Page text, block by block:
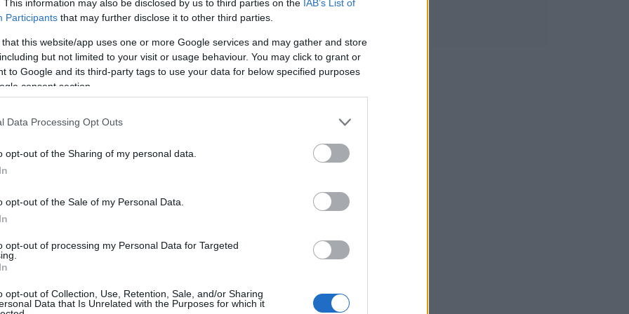
This information may also be disclosed by us to third parties on the IAB’s List of
Participants that may further disclose it to other third parties.
that this website/app uses one or more Google services and may gather and store
but not limited to your visit or usage behaviour. You may click to grant or
to Google and its third-party tags to use your data for below specified purposes
consent section.
Data Processing Opt Outs
opt-out of the Sharing of my personal data.
opt-out of the Sale of my Personal Data.
opt-out of processing my Personal Data for Targeted
opt-out of Collection, Use, Retention, Sale, and/or Sharing
Data that Is Unrelated with the Purposes for which it
για να σας μεταφέρει τις πρώτες
αλλά και μέσα σε αυτό, που ετοιμάζεται για